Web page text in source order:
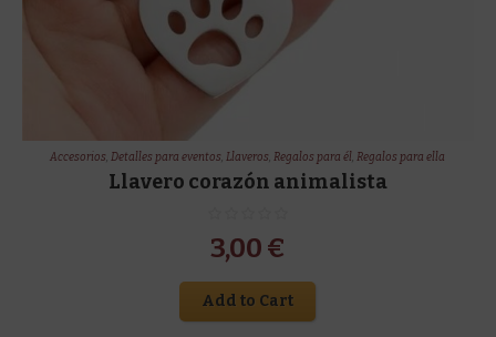
Accesorios,Detalles para eventos,Llaveros,Regalos para él,Regalos para ella
Llavero corazón animalista
3,00 €
Add to Cart